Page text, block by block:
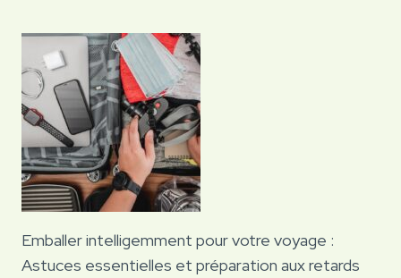
Emballer intelligemment pour votre voyage :
Astuces essentielles et préparation aux retards